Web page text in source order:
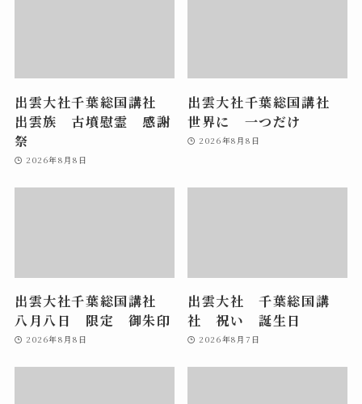
出雲大社千葉総国講社
出雲族 古墳慰霊 感謝
祭
2026年8月8日
出雲大社千葉総国講社
世界に 一つだけ
2026年8月8日
出雲大社千葉総国講社
八月八日 限定 御朱印
2026年8月8日
出雲大社 千葉総国講
社 祝い 誕生日
2026年8月7日